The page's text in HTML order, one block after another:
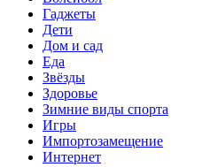
Гаджеты
Дети
Дом и сад
Еда
Звёзды
Здоровье
Зимние виды спорта
Игры
Импортозамещение
Интернет